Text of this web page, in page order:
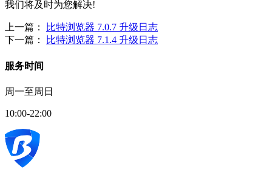
我们将及时为您解决!
上一篇：
比特浏览器 7.0.7 升级日志
下一篇：
比特浏览器 7.1.4 升级日志
服务时间
周一至周日
10:00-22:00